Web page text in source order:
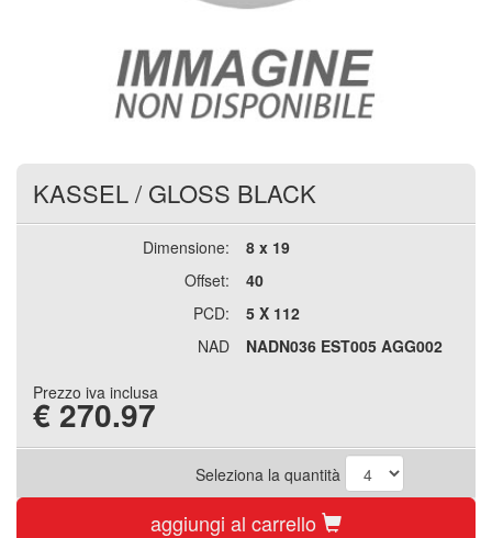
KASSEL/ GLOSS BLACK
Dimensione:
8 x 19
Offset:
40
PCD:
5 X 112
NAD
NADN036 EST005 AGG002
Prezzo iva inclusa
€ 270.97
Seleziona la quantità
aggiungi al carrello